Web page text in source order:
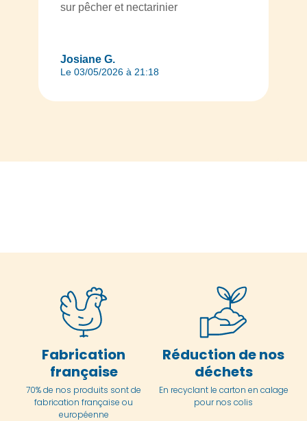
Josiane G.
Le 03/05/2026 à 21:18
sur pêcher et nectarinier
Fabrication
française
70% de nos produits sont de
fabrication française ou
européenne
Réduction de nos
déchets
En recyclant le carton en calage
pour nos colis